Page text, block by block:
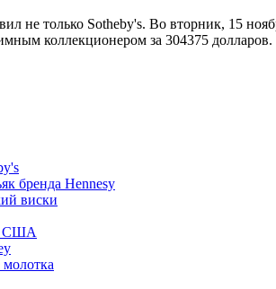
не только Sotheby's. Во вторник, 15
коллекционером за 304375 долларов.
бренда Hennesy
виски
США